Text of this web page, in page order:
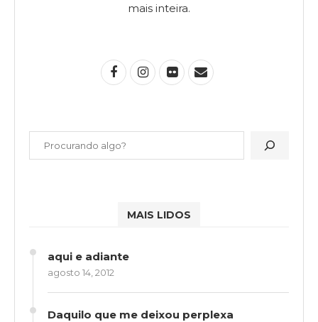
mais inteira.
MAIS LIDOS
aqui e adiante
agosto 14, 2012
Daquilo que me deixou perplexa